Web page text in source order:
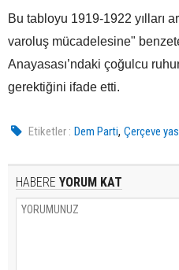
Bu tabloyu 1919-1922 yılları
varoluş mücadelesine"
Anayasası’ndaki çoğulcu
gerektiğini ifade etti.
Etiketler : Dem Parti,Çerçeve
HABERE YORUM KAT